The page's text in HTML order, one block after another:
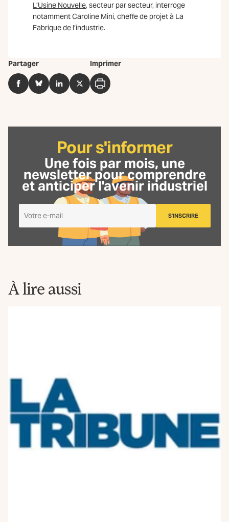
L’Usine Nouvelle, secteur par secteur, interroge
notamment Caroline Mini, cheffe de projet à La
Fabrique de l’industrie.
Partager
FacebookBlueSkyLinkedInTwitter
Imprimer
Imprimer
Pour s'informer
Une fois par mois, une
newsletterpour comprendre
et anticiper l'avenir industriel
m'inscris
à
S'INSCRIRE
À lire aussi